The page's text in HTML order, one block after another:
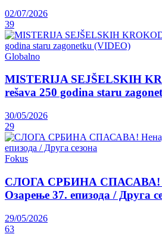
02/07/2026
39
Globalno
MISTERIJA SEJŠELSKIH
rešava 250 godina staru
30/05/2026
29
Fokus
СЛОГА СРБИНА СПАСАВА!
Oзарење 37. епизода / Друга
29/05/2026
63